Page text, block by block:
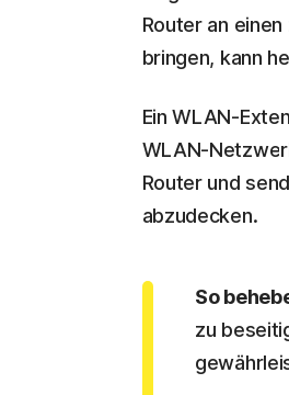
Router an
bringen, kann
Ein WLAN-
WLAN-
Router und
abzudecken.
So
zu